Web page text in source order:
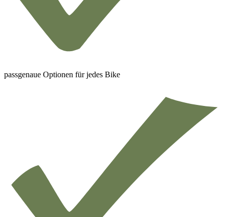
passgenaue Optionen für jedes Bike